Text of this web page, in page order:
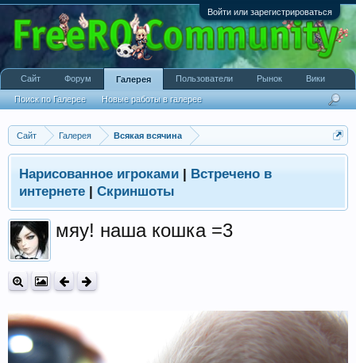
Войти или зарегистрироваться
Сайт Галерея Всякая всячина
Нарисованное игроками | Встречено в
интернете | Скриншоты
мяу! наша кошка =3
Сайт Форум Галерея
Поиск по Галерее Новые работы в галерее
Пользователи Рынок Вики